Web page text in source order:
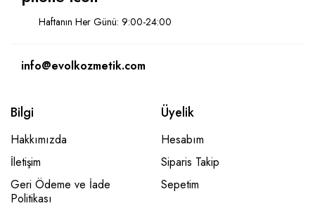
Haftanın Her Günü: 9:00-24:00
info@evolkozmetik.com
Bilgi
Hakkımızda
İletişim
Geri Ödeme ve İade
Politikası
Üyelik
Hesabım
Siparis Takip
Sepetim